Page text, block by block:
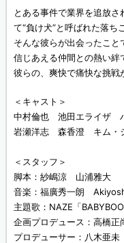
とある事件で業界を追放さ
て“負け犬”と呼ばれた落ち
そんな彼らが出会ったこ
信じあえる仲間との熱い絆
彼らの、爽快で痛快な挑戦
＜キャスト＞
中村倫也 池田エライザ
岩瀬洋志 森香澄 キム・
＜スタッフ＞
脚本：紗嶋涼 山浦雅大
音楽：福廣秀一朗
主題歌：NAZE「
企画プロデュース：高橋正
プロデューサー：八木亜未